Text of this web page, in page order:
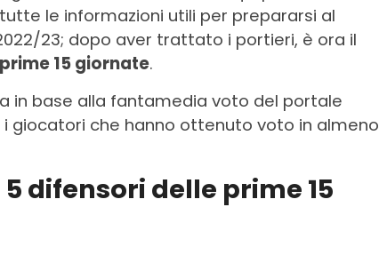
le informazioni utili per prepararsi al
23; dopo aver trattato i portieri, è ora il
15 giornate.
in base alla fantamedia voto del portale
giocatori che hanno ottenuto voto in almeno
difensori delle prime 15